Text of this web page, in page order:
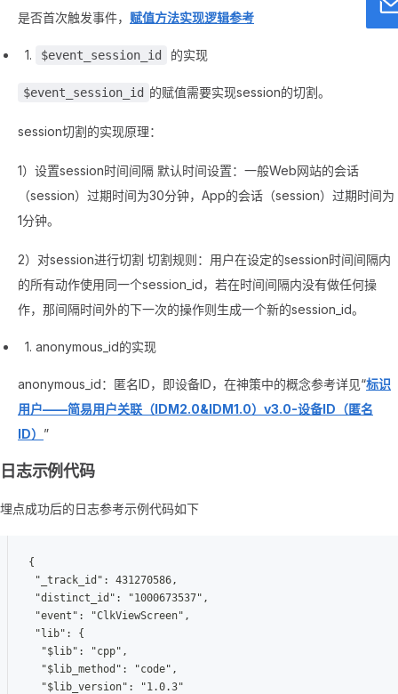
是否首次触发事件， 赋值方法实现逻辑参考
$event_session_id 的实现
$event_session_id 的赋值需要实现session的切割。
session切割的实现原理：
1）设置session时间间隔 默认时间设置：一般Web网站的会话
（session）过期时间为30分钟，App的会话（session）过期时间为
1分钟。
2）对session进行切割 切割规则：用户在设定的session时间间隔内
的所有动作使用同一个session_id，若在时间间隔内没有做任何操
作，那间隔时间外的下一次的操作则生成一个新的session_id。
anonymous_id的实现
anonymous_id：匿名ID，即设备ID，在神策中的概念参考详见“标识
用户——简易用户关联（IDM2.0&IDM1.0）v3.0-设备ID（匿名
ID） ”
日志示例代码
埋点成功后的日志参考示例代码如下
{
"_track_id": 431270586,
"distinct_id": "1000673537",
"event": "ClkViewScreen",
"lib": {
  "$lib": "cpp",
  "$lib_method": "code",
  "$lib_version": "1.0.3"